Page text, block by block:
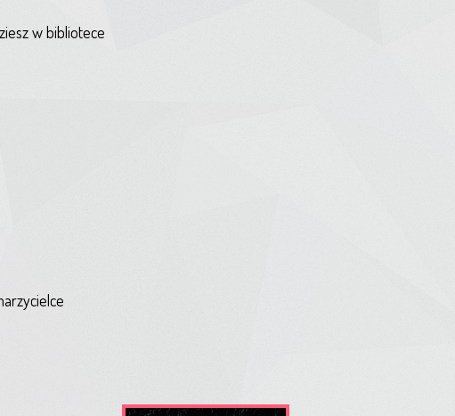
w bibliotece